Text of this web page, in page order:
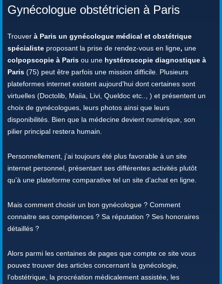
Gynécologue obstétricien à Paris
Trouver à Paris un gynécologue médical et obstétrique
spécialiste proposant la prise de rendez-vous en ligne, une
colpopscopie à Paris ou une hystéroscopie diagnostique à
Paris (75) peut être parfois une mission difficile. Plusieurs
plateformes internet existent aujourd’hui dont certaines sont
virtuelles (Doctolib, Maiia, Livi, Queldoc etc.., ) et présentent un
choix de gynécologues, leurs photos ainsi que leurs
disponibilités. Bien que la médecine devient numérique, son
pilier principal restera humain.
Personnellement, j’ai toujours été plus favorable à un site
internet personnel, présentant ses différentes activités plutôt
qu’à une plateforme comparative tel un site d’achat en ligne.
Mais comment choisir un bon gynécologue ? Comment
connaitre ses compétences ? Sa réputation ? Ses honoraires
détaillés ?
Alors parmi les centaines de pages que compte ce site vous
pouvez trouver des articles concernant la gynécologie,
l’obstétrique, la procréation médicalement assistée, les